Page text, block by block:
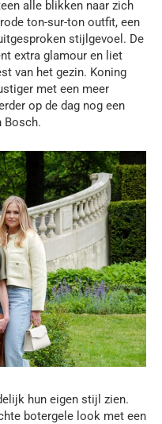
alle blikken naar zich
ton-sur-ton outfit, een
stijlgevoel. De
extra glamour en liet
van het gezin. Koning
met een meer
op de dag nog een
Bosch.
hun eigen stijl zien.
botergele look met een